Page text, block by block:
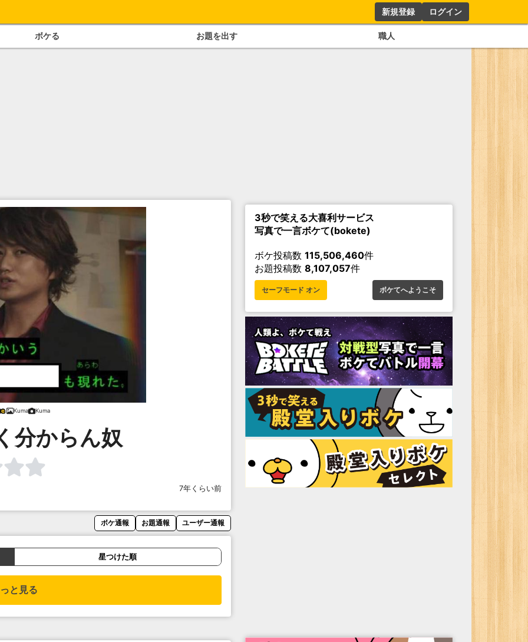
新規登録 ログイン
ボケる お題を出す 職人
Kuma Kuma
分からん奴
7年くらい前
ボケ通報 お題通報 ユーザー通報
星つけた順
と見る
3秒で笑える大喜利サービス
写真で一言ボケて(bokete)
ボケ投稿数 115,506,460件
お題投稿数 8,107,057件
セーフモード オン ボケてへようこそ